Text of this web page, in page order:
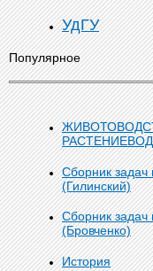
УдГУ
Популярное
Сборник задач
(Гилинский)
Сборник задач
(Бровченко)
История